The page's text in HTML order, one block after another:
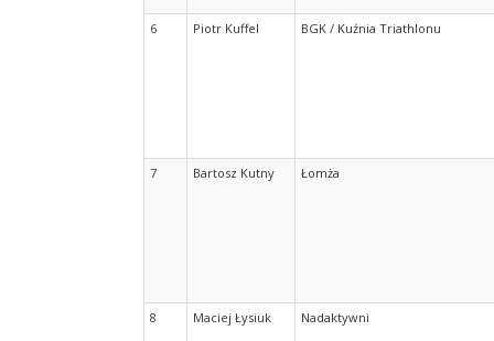
6 Piotr Kuffel BGK / Kuźnia Triathlonu
7 Bartosz Kutny Łomża
8 Maciej Łysiuk Nadaktywni